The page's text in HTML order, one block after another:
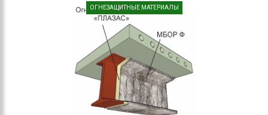
ОГНЕЗАЩИТНЫЕ МАТЕРИАЛЫ